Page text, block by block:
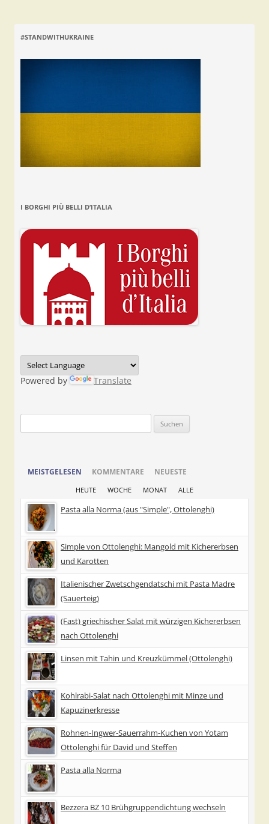
#STANDWITHUKRAINE
I BORGHI PIÙ BELLI D’ITALIA
Powered by Translate
nach:
MEISTGELESEN KOMMENTARE NEUESTE
HEUTE WOCHE MONAT ALLE
Pasta alla Norma (aus "Simple", Ottolenghi)
Simple von Ottolenghi: Mangold mit Kichererbsen
und Karotten
Italienischer Zwetschgendatschi mit Pasta Madre
(Sauerteig)
(Fast) griechischer Salat mit würzigen Kichererbsen
nach Ottolenghi
Linsen mit Tahin und Kreuzkümmel (Ottolenghi)
Kohlrabi-Salat nach Ottolenghi mit Minze und
Kapuzinerkresse
Rohnen-Ingwer-Sauerrahm-Kuchen von Yotam
Ottolenghi für David und Steffen
Pasta alla Norma
Bezzera BZ 10 Brühgruppendichtung wechseln